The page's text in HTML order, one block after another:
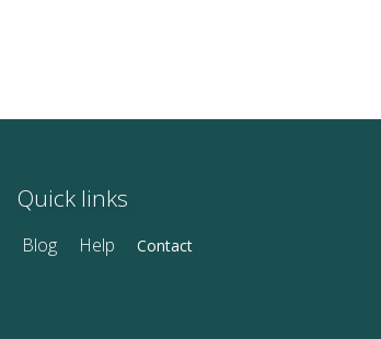
Quick links
Blog Help Contact